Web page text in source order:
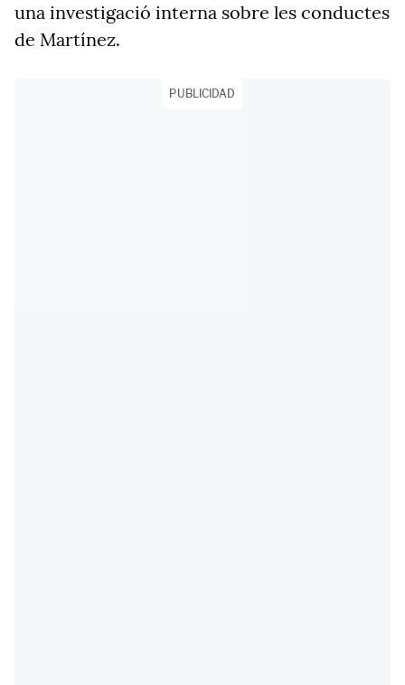
una investigació interna sobre les conductes
de Martínez.
PUBLICIDAD